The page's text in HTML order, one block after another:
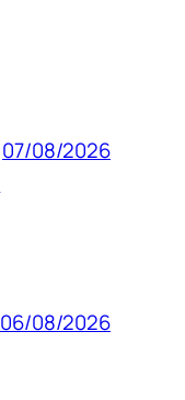
07/08/2026
06/08/2026